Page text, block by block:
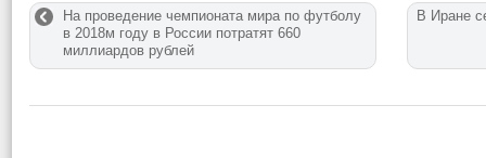
На проведение чемпионата мира по футболу
в 2018м году в России потратят 660
миллиардов рублей
В Иране